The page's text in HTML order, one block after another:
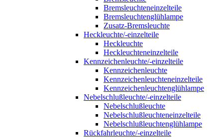
Bremsleuchteneinzelteile
Bremsleuchtenglühlampe
Zusatz-Bremsleuchte
Heckleuchte/-einzelteile
Heckleuchte
Heckleuchteneinzelteile
Kennzeichenleuchte/-einzelteile
Kennzeichenleuchte
Kennzeichenleuchteneinzelteile
Kennzeichenleuchtenglühlampe
Nebelschlußleuchte/-einzelteile
Nebelschlußleuchte
Nebelschlußleuchteneinzelteile
Nebelschlußleuchtenglühlampe
Rückfahrleuchte/-einzelteile